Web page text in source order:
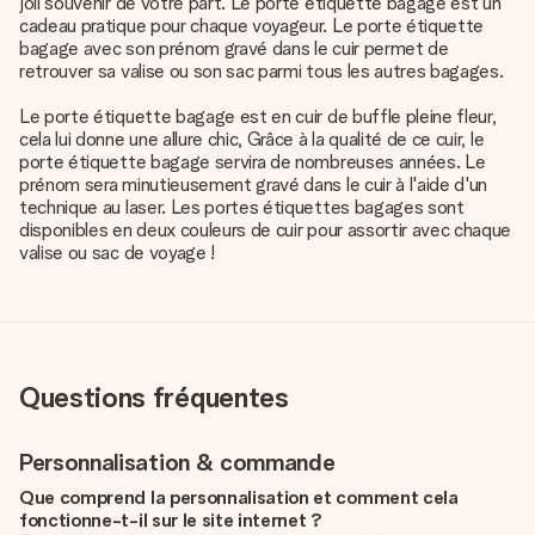
cadeau pratique pour chaque voyageur. Le porte étiquette
bagage avec son prénom gravé dans le cuir permet de
retrouver sa valise ou son sac parmi tous les autres bagages.
Le porte étiquette bagage est en cuir de buffle pleine fleur,
cela lui donne une allure chic, Grâce à la qualité de ce cuir, le
porte étiquette bagage servira de nombreuses années. Le
prénom sera minutieusement gravé dans le cuir à l'aide d'un
technique au laser. Les portes étiquettes bagages sont
disponibles en deux couleurs de cuir pour assortir avec chaque
valise ou sac de voyage !
Questions fréquentes
Personnalisation & commande
Que comprend la personnalisation et comment cela
fonctionne-t-il sur le site internet ?